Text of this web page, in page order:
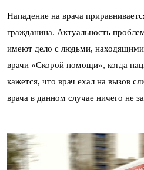
Нападение на врача
гражданина. Актуальность
имеют дело с людьми,
врачи «Скорой помощи», когда
кажется, что врач ехал на вызов
врача в данном случае ничего не